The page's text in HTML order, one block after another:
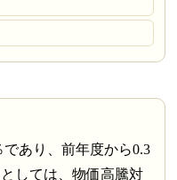
あり、前年度から0.3
しては、物価高騰対